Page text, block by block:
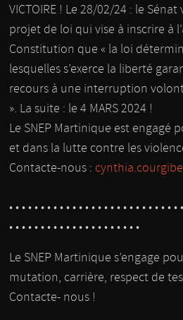
VICTOIRE ! Le 28/02/24 : le
projet de loi qui vise à inscrire à
Constitution que « la loi
lesquelles s’exerce la liberté
recours à une interruption
». La suite : le 4 MARS 2024 !
Le SNEP Martinique est engagé
et dans la lutte contre les
Contacte-nous :
• • • • • • • • • • • • • • • • • • • • • • • • • •
• • • • • • • • • • • • • • • • • • • • •
Le SNEP Martinique s’engage
mutation, carrière, respect de
Contacte- nous !